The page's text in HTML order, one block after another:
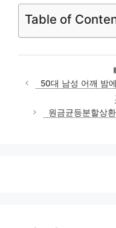
Table of
50대 남성 어깨 밤
원금균등분할상